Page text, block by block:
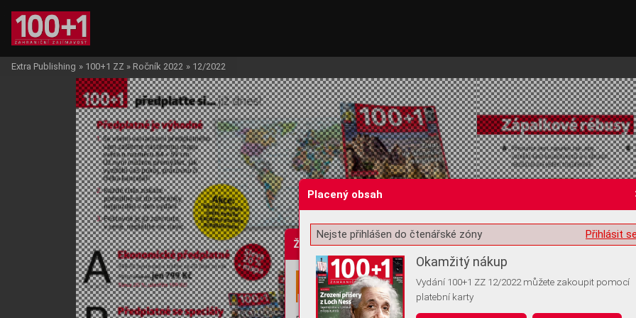
Žádost o souhlas s ukládáním volitelných informací
Extra Publishing » 100+1 ZZ » Ročník 2022 » 12/2022
Placený obsah
Přihlásit
Nejste přihlášen do čtenářské zóny
Okamžitý nákup
Vydání 100+1 ZZ 12/2022 můžete zakoupit pomocí
platební karty